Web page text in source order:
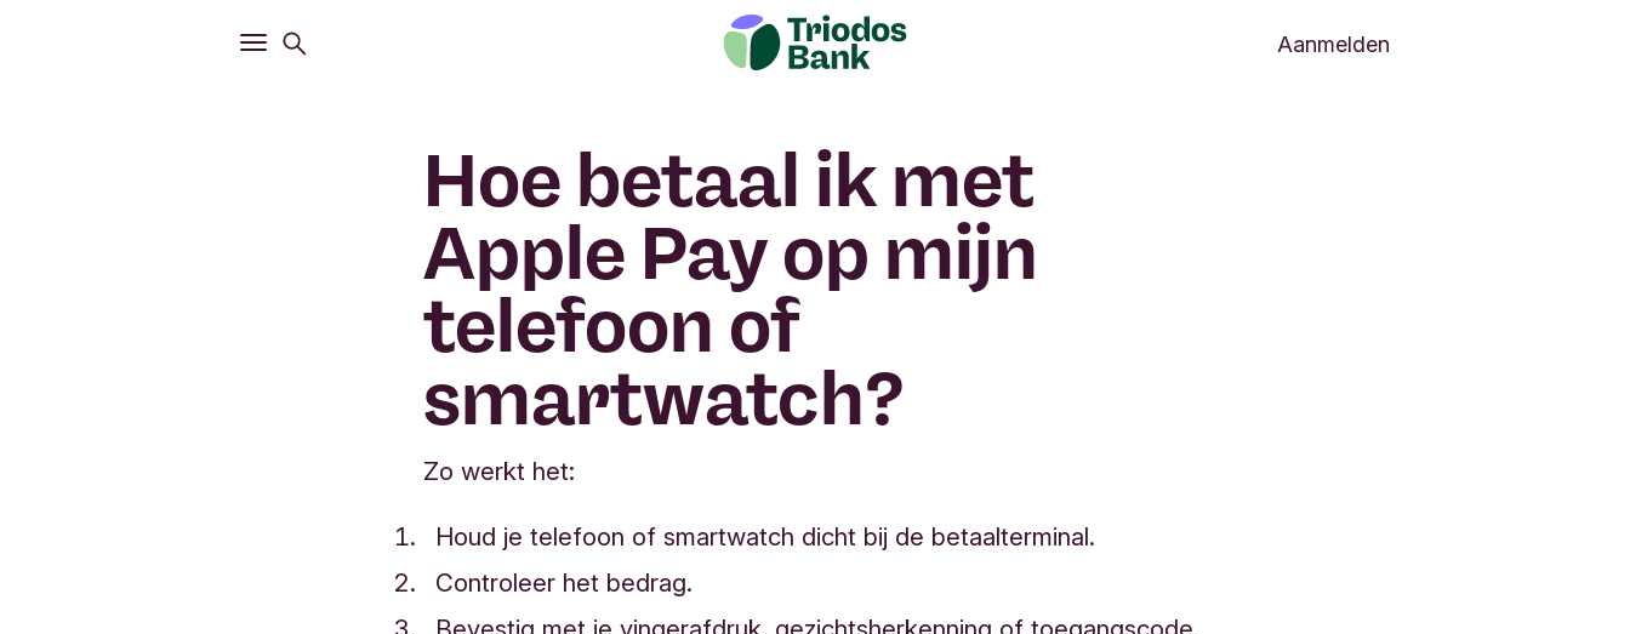
Openen
Hoofdmenu Aanmelden
Hoe betaal ik met
Apple Pay op mijn
telefoon of
smartwatch?
Zo werkt het:
Houd je telefoon of smartwatch dicht bij de betaalterminal.
Controleer het bedrag.